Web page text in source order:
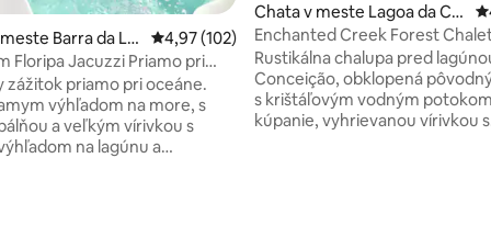
z 5, počet hodnotení: 141
Barra da La
Priemerné ohodnotenie 4,97 z 5, počet
4,97 (102)
Floripa Jacuzzi Priamo pri
zážitok priamo pri oceáne.
výhľadom na more, s
a veľkým vírivkou s
na lagúnu a
Chata v meste Lagoa da Co
nceição
Enchanted Creek Forest
Rustikálna chalupa pred
Conceição, obklopená
s krištáľovým vodným
kúpanie, vyhrievanou vírivkou s